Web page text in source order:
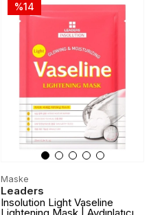
Maske
Leaders
Insolution Light Vaseline
%14